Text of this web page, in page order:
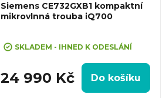
Siemens CE732GXB1 kompaktní
mikrovlnná trouba iQ700
hodnocení
je
5,0
SKLADEM - IHNED K ODESLÁNÍ
24 990 Kč Do košíku